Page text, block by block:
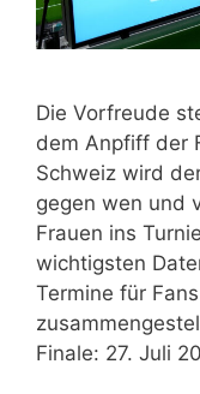
Die Vorfreude
dem Anpfiff der
Schweiz wird
gegen wen und
Frauen ins
wichtigsten
Termine für
Finale: 27. Juli